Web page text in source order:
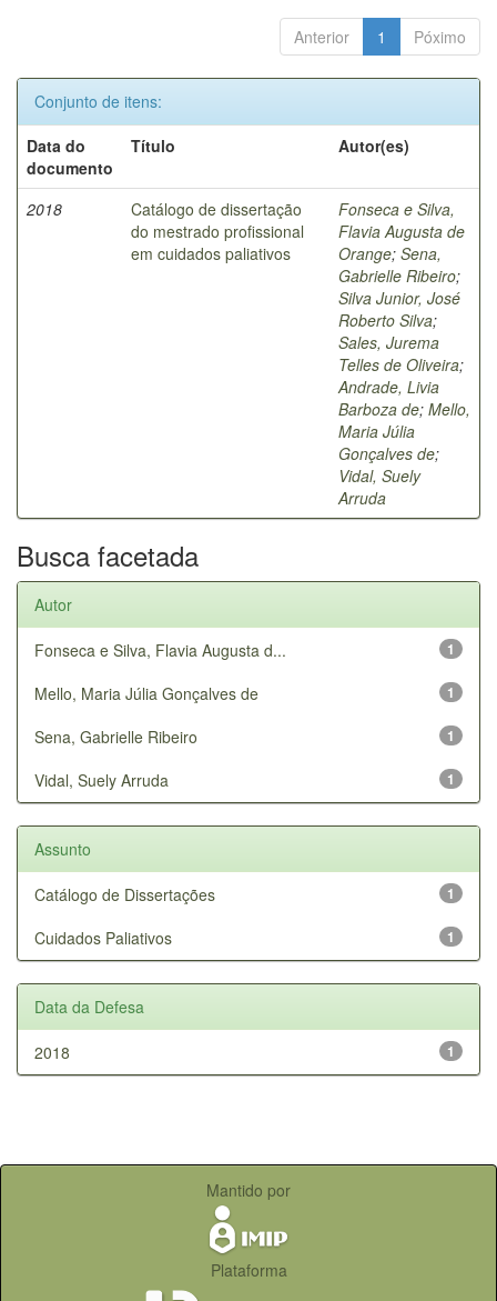
Anterior 1 Póximo
Conjunto de itens:
Data do
documento
Título Autor(es)
2018
Catálogo de dissertação
do mestrado profissional
em cuidados paliativos
Fonseca e Silva,
Flavia Augusta de
Orange; Sena,
Gabrielle Ribeiro;
Silva Junior, José
Roberto Silva;
Sales, Jurema
Telles de Oliveira;
Andrade, Livia
Barboza de; Mello,
Maria Júlia
Gonçalves de;
Vidal, Suely
Arruda
Busca facetada
Autor
1
Fonseca e Silva, Flavia Augusta d...
1
Mello, Maria Júlia Gonçalves de
1
Sena, Gabrielle Ribeiro
1
Vidal, Suely Arruda
Assunto
1
Catálogo de Dissertações
1
Cuidados Paliativos
Data da Defesa
1
2018
Mantido por
Plataforma